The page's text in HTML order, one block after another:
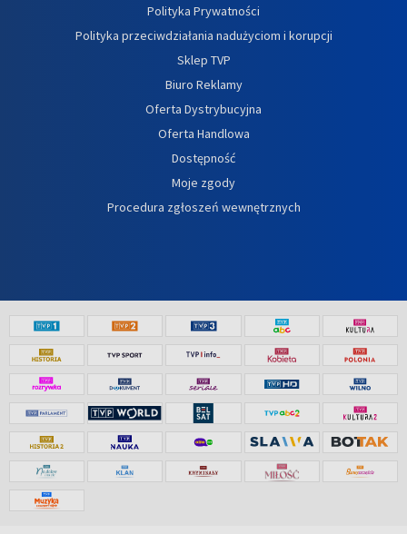
Polityka Prywatności
Polityka przeciwdziałania nadużyciom i korupcji
Sklep TVP
Biuro Reklamy
Oferta Dystrybucyjna
Oferta Handlowa
Dostępność
Moje zgody
Procedura zgłoszeń wewnętrznych